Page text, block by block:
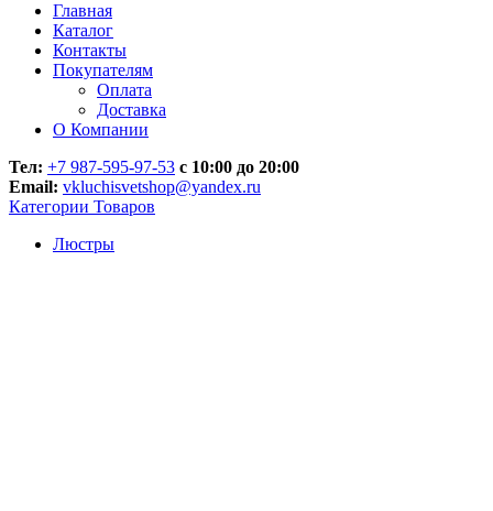
Главная
Каталог
Контакты
Покупателям
Оплата
Доставка
О Компании
Тел: +7 987-595-97-53 с 10:00 до 20:00
Email: vkluchisvetshop@yandex.ru
Категории Товаров
Люстры